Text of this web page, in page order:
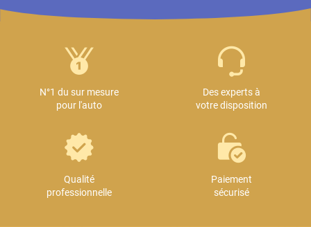
N°1 du sur mesure
pour l'auto
Des experts à
votre disposition
Qualité
professionnelle
Paiement
sécurisé